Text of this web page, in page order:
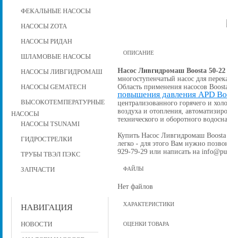
ФЕКАЛЬНЫЕ НАСОСЫ
НАСОСЫ ZOTA
НАСОСЫ РИДАН
ШЛАМОВЫЕ НАСОСЫ
НАСОСЫ ЛИВГИДРОМАШ
НАСОСЫ GEMATECH
ВЫСОКОТЕМПЕРАТУРНЫЕ
НАСОСЫ
НАСОСЫ TSUNAMI
ГИДРОСТРЕЛКИ
ТРУБЫ ТВЭЛ ПЭКС
ЗАПЧАСТИ
НАВИГАЦИЯ
НОВОСТИ
ОПИСАНИЕ
Насос Ливгидромаш Boosta 50-
многоступенчатый насос для
Область применения насосов
повышения давления APD
централизованного горячего и
воздуха и отопления,
технического и оборотного
Купить Насос Ливгидромаш
легко - для этого Вам нужно
929-79-29 или написать на
ФАЙЛЫ
Нет файлов
ХАРАКТЕРИСТИКИ
ОЦЕНКИ ТОВАРА